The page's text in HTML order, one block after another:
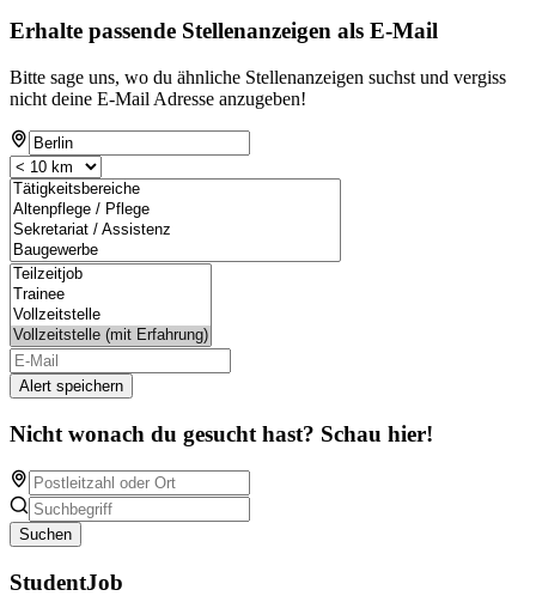
Erhalte passende Stellenanzeigen als E-Mail
Bitte sage uns, wo du ähnliche Stellenanzeigen suchst und vergiss
nicht deine E-Mail Adresse anzugeben!
Alert speichern
Nicht wonach du gesucht hast? Schau hier!
Suchen
StudentJob